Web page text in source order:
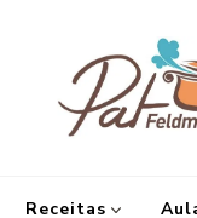
Receitas